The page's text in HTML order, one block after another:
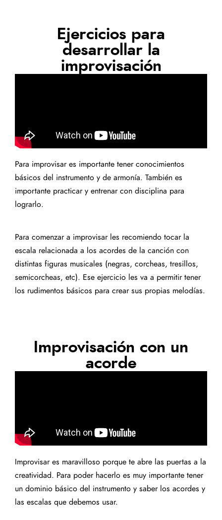
Ejercicios para
desarrollar la
improvisación
Para improvisar es importante tener conocimientos
básicos del instrumento y de armonía. También es
importante practicar y entrenar con disciplina para
lograrlo.
Para comenzar a improvisar les recomiendo tocar la
escala relacionada a los acordes de la canción con
distintas figuras musicales (negras, corcheas, tresillos,
semicorcheas, etc). Ese ejercicio les va a permitir tener
los rudimentos básicos para crear sus propias melodías.
Improvisación con un
acorde
Improvisar es maravilloso porque te abre las puertas a la
creatividad. Para poder hacerlo es muy importante tener
un dominio básico del instrumento y saber los acordes y
las escalas que debemos usar.